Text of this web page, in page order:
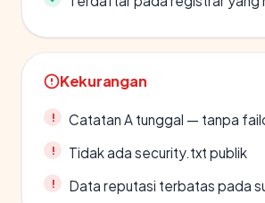
Kekurangan
Catatan A tunggal — tanpa
Tidak ada security.txt publik
Data reputasi terbatas pada